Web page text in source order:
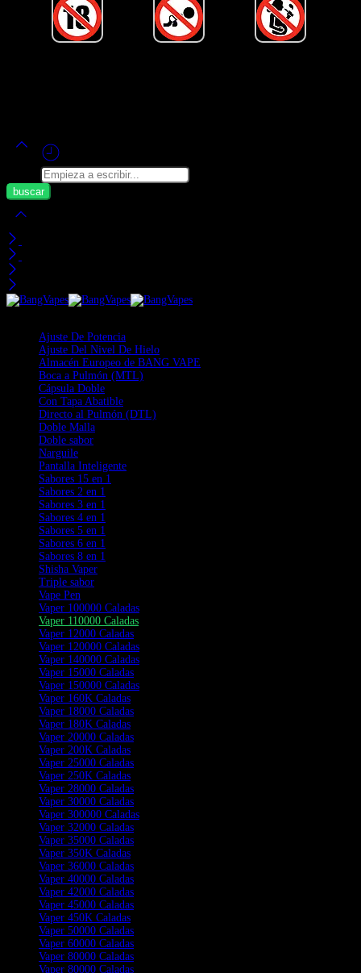
Ajuste De Potencia
Ajuste Del Nivel De Hielo
Almacén Europeo de BANG VAPE
Boca a Pulmón (MTL)
Cápsula Doble
Con Tapa Abatible
Directo al Pulmón (DTL)
Doble Malla
Doble sabor
Narguile
Pantalla Inteligente
Sabores 15 en 1
Sabores 2 en 1
Sabores 3 en 1
Sabores 4 en 1
Sabores 5 en 1
Sabores 6 en 1
Sabores 8 en 1
Shisha Vaper
Triple sabor
Vape Pen
Vaper 100000 Caladas
Vaper 110000 Caladas
Vaper 12000 Caladas
Vaper 120000 Caladas
Vaper 140000 Caladas
Vaper 15000 Caladas
Vaper 150000 Caladas
Vaper 160K Caladas
Vaper 18000 Caladas
Vaper 180K Caladas
Vaper 20000 Caladas
Vaper 200K Caladas
Vaper 25000 Caladas
Vaper 250K Caladas
Vaper 28000 Caladas
Vaper 30000 Caladas
Vaper 300000 Caladas
Vaper 32000 Caladas
Vaper 35000 Caladas
Vaper 350K Caladas
Vaper 36000 Caladas
Vaper 40000 Caladas
Vaper 42000 Caladas
Vaper 45000 Caladas
Vaper 450K Caladas
Vaper 50000 Caladas
Vaper 60000 Caladas
Vaper 80000 Caladas
Vaper 80000 Caladas